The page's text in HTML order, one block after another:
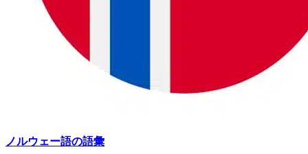
ノルウェー語の語彙